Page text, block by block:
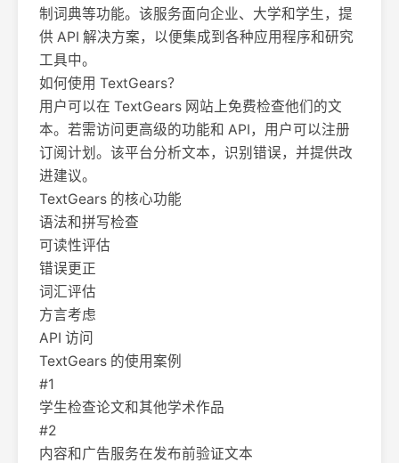
制词典等功能。该服务面向企业、大学和学生，提
供 API 解决方案，以便集成到各种应用程序和研究
工具中。
如何使用 TextGears？
用户可以在 TextGears 网站上免费检查他们的文
本。若需访问更高级的功能和 API，用户可以注册
订阅计划。该平台分析文本，识别错误，并提供改
进建议。
TextGears 的核心功能
语法和拼写检查
可读性评估
错误更正
词汇评估
方言考虑
API 访问
TextGears 的使用案例
#1
学生检查论文和其他学术作品
#2
内容和广告服务在发布前验证文本